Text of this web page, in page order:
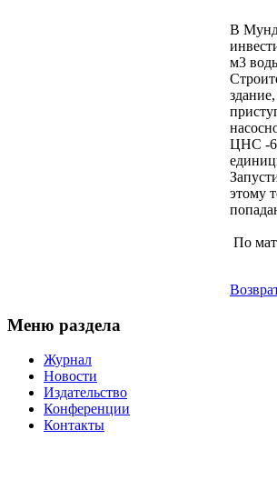
В
м3
ЦНС -
этому
По
Меню раздела
Журнал
Новости
Издательство
Конференции
Контакты